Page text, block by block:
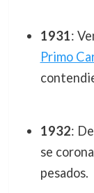
1931:
Primo
1932:
se
pesados.